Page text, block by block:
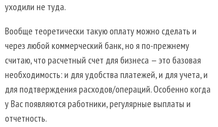
уходили не туда.
Вообще теоретически такую оплату можно сделать и
через любой коммерческий банк, но я по-прежнему
считаю, что расчетный счет для бизнеса — это базовая
необходимость: и для удобства платежей, и для учета, и
для подтверждения расходов/операций. Особенно когда
у Вас появляются работники, регулярные выплаты и
отчетность.